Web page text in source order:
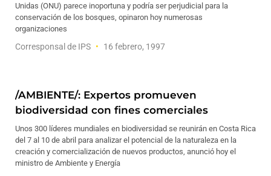
Unidas (ONU) parece inoportuna y podría ser perjudicial para la
conservación de los bosques, opinaron hoy numerosas
organizaciones
Corresponsal de IPS 16 febrero, 1997
/AMBIENTE/: Expertos promueven
biodiversidad con fines comerciales
Unos 300 líderes mundiales en biodiversidad se reunirán en Costa Rica
del 7 al 10 de abril para analizar el potencial de la naturaleza en la
creación y comercialización de nuevos productos, anunció hoy el
ministro de Ambiente y Energía